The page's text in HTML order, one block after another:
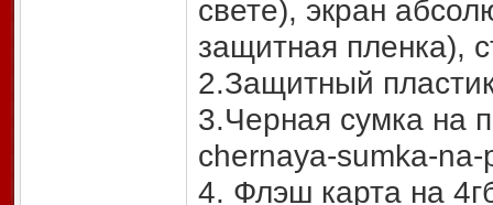
свете), экран
защитная пленка),
2.Защитный
3.Черная сумка на
chernaya-sumka-
4. Флэш карта на